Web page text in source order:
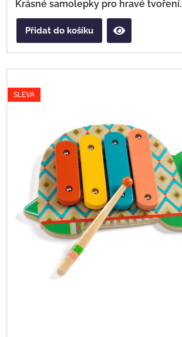
Krásné samolepky pro hravé tvoření.
Přidat do košíku
SLEVA